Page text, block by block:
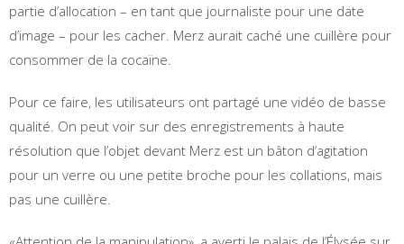
partie d’allocation – en tant que journaliste pour une date
d’image – pour les cacher. Merz aurait caché une cuillère pour
consommer de la cocaïne.
Pour ce faire, les utilisateurs ont partagé une vidéo de basse
qualité. On peut voir sur des enregistrements à haute
résolution que l’objet devant Merz est un bâton d’agitation
pour un verre ou une petite broche pour les collations, mais
pas une cuillère.